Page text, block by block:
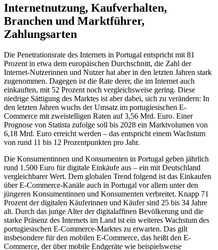
Internetnutzung, Kaufverhalten,
Branchen und Marktführer,
Zahlungsarten
Die Penetrationsrate des Internets in Portugal entspricht mit 81
Prozent in etwa dem europäischen Durchschnitt, die Zahl der
Internet-Nutzerinnen und Nutzer hat aber in den letzten Jahren stark
zugenommen. Dagegen ist die Rate derer, die im Internet auch
einkauften, mit 52 Prozent noch vergleichsweise gering. Diese
niedrige Sättigung des Marktes ist aber dabei, sich zu verändern: In
den letzten Jahren wuchs der Umsatz im portugiesischen E-
Commerce mit zweistelligen Raten auf 3,56 Mrd. Euro. Einer
Prognose von Statista zufolge soll bis 2028 ein Marktvolumen von
6,18 Mrd. Euro erreicht werden – das entspricht einem Wachstum
von rund 11 bis 12 Prozentpunkten pro Jahr.
Die Konsumentinnen und Konsumenten in Portugal geben jährlich
rund 1.500 Euro für digitale Einkäufe aus – ein mit Deutschland
vergleichbarer Wert. Dem globalen Trend folgend ist das Einkaufen
über E-Commerce-Kanäle auch in Portugal vor allem unter den
jüngeren Konsumentinnen und Konsumenten verbreitet. Knapp 71
Prozent der digitalen Käuferinnen und Käufer sind 25 bis 34 Jahre
alt. Durch das junge Alter der digitalaffinen Bevölkerung und die
starke Präsenz des Internets im Land ist ein weiteres Wachstum des
portugiesischen E-Commerce-Marktes zu erwarten. Das gilt
insbesondere für den mobilen E-Commerce, das heißt den E-
Commerce, der über mobile Endgeräte wie beispielsweise